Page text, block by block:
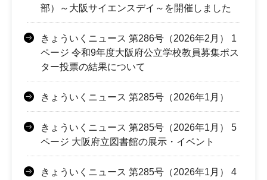
部）～大阪サイエンスデイ～を開催しました
きょういくニュース 第286号（2026年2月） 1
ページ 令和9年度大阪府公立学校教員募集ポス
ター投票の結果について
きょういくニュース 第285号（2026年1月）
きょういくニュース 第285号（2026年1月） 5
ページ 大阪府立図書館の展示・イベント
きょういくニュース 第285号（2026年1月） 4